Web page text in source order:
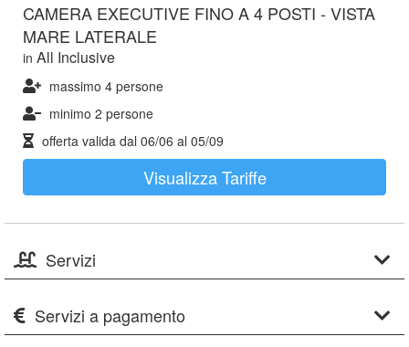
CAMERA EXECUTIVE FINO A 4 POSTI - VISTA
MARE LATERALE
in All Inclusive
massimo 4 persone
minimo 2 persone
offerta valida dal 06/06 al 05/09
Visualizza Tariffe
Servizi
Servizi a pagamento